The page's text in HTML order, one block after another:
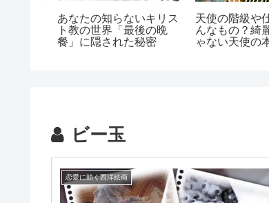
あなたの知らないキリス
ト教の世界「最後の晩
餐」に隠された秘密
天使の階級や
んなもの？綺
ゃない天使の
ビー玉
恋愛に効く西洋絵画